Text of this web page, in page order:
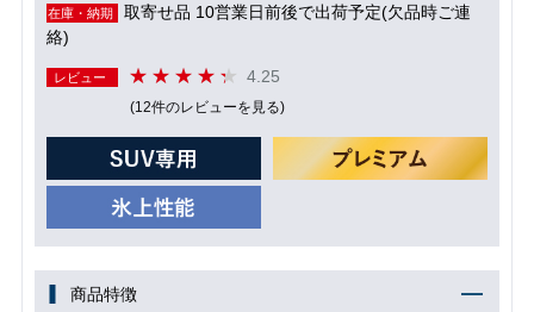
在庫・納期
取寄せ品 10営業日前後で出荷予定(欠品時ご連
絡)
レビュー 4.25
(12件のレビューを見る)
商品特徴